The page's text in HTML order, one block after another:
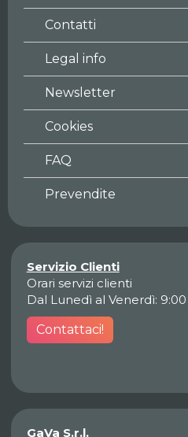
Contatti
Legal info
Newsletter
Cookies
FAQ
Prevendite
Servizio Clienti
Orari servizi clienti
Dal Lunedì al Venerdì: 9:00
Contattaci!
GaVa S.r.l.